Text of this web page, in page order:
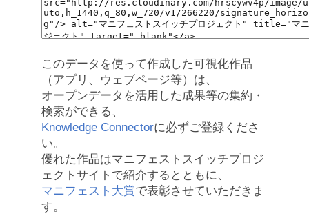
このデータを使って作成した可視化作品
（アプリ、ウェブページ等）は、
オープンデータを活用した成果等の集約・
検索ができる、
Knowledge Connectorに必ずご登録くださ
い。
優れた作品はマニフェストスイッチプロジ
ェクトサイトで紹介するとともに、
マニフェスト大賞で表彰させていただきま
す。